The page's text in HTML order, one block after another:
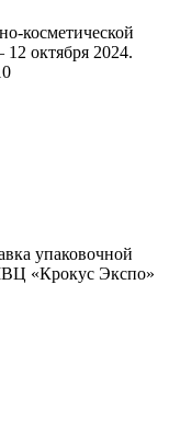
косметической
октября 2024​.
упаковочной
«Крокус Экспо»